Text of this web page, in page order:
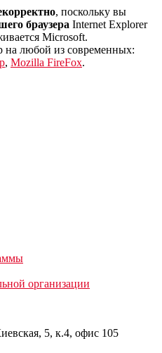
, поскольку вы
браузера Internet Explorer
Microsoft.
на любой из современных:
, Mozilla FireFox.
организации
5, к.4, офис 105